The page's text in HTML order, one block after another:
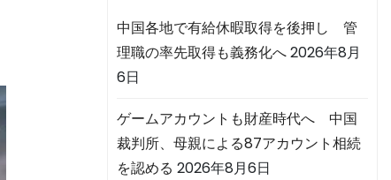
中国各地で有給休暇取得を後押し 管
理職の率先取得も義務化へ2026年8月
6日
ゲームアカウントも財産時代へ 中国
裁判所、母親による87アカウント相続
を認める 2026年8月6日